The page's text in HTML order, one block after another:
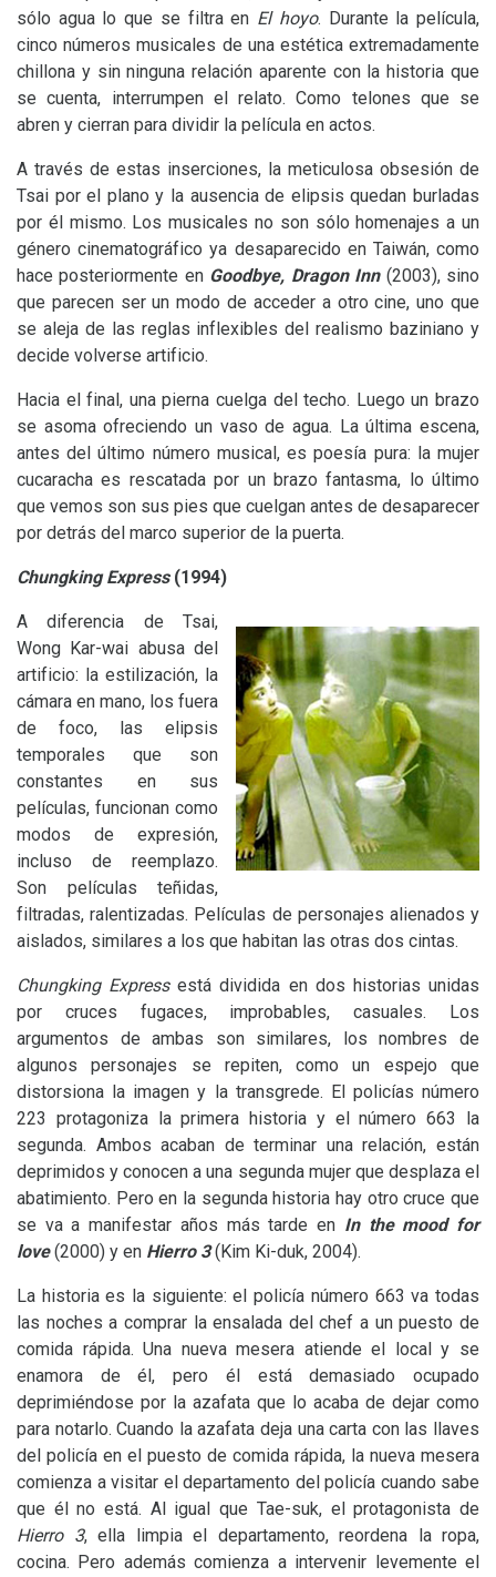
sólo agua lo que se filtra en El hoyo. Durante la película,
cinco números musicales de una estética extremadamente
chillona y sin ninguna relación aparente con la historia que
se cuenta, interrumpen el relato. Como telones que se
abren y cierran para dividir la película en actos.
A través de estas inserciones, la meticulosa obsesión de
Tsai por el plano y la ausencia de elipsis quedan burladas
por él mismo. Los musicales no son sólo homenajes a un
género cinematográfico ya desaparecido en Taiwán, como
hace posteriormente en Goodbye, Dragon Inn(2003), sino
que parecen ser un modo de acceder a otro cine, uno que
se aleja de las reglas inflexibles del realismo baziniano y
decide volverse artificio.
Hacia el final, una pierna cuelga del techo. Luego un brazo
se asoma ofreciendo un vaso de agua. La última escena,
antes del último número musical, es poesía pura: la mujer
cucaracha es rescatada por un brazo fantasma, lo último
que vemos son sus pies que cuelgan antes de desaparecer
por detrás del marco superior de la puerta.
Chungking Express(1994)
A diferencia de Tsai,
Wong Kar-wai abusa del
artificio: la estilización, la
cámara en mano, los fuera
de foco, las elipsis
temporales que son
constantes en sus
películas, funcionan como
modos de expresión,
incluso de reemplazo.
Son películas teñidas,
filtradas, ralentizadas. Películas de personajes alienados y
aislados, similares a los que habitan las otras dos cintas.
Chungking Expressestá dividida en dos historias unidas
por cruces fugaces, improbables, casuales. Los
argumentos de ambas son similares, los nombres de
algunos personajes se repiten, como un espejo que
distorsiona la imagen y la transgrede. El policías número
223 protagoniza la primera historia y el número 663 la
segunda. Ambos acaban de terminar una relación, están
deprimidos y conocen a una segunda mujer que desplaza el
abatimiento. Pero en la segunda historia hay otro cruce que
se va a manifestar años más tarde en In the mood for
love(2000) y en Hierro 3(Kim Ki-duk, 2004).
La historia es la siguiente: el policía número 663 va todas
las noches a comprar la ensalada del chef a un puesto de
comida rápida. Una nueva mesera atiende el local y se
enamora de él, pero él está demasiado ocupado
deprimiéndose por la azafata que lo acaba de dejar como
para notarlo. Cuando la azafata deja una carta con las llaves
del policía en el puesto de comida rápida, la nueva mesera
comienza a visitar el departamento del policía cuando sabe
que él no está. Al igual que Tae-suk, el protagonista de
Hierro 3, ella limpia el departamento, reordena la ropa,
cocina. Pero además comienza a intervenir levemente el